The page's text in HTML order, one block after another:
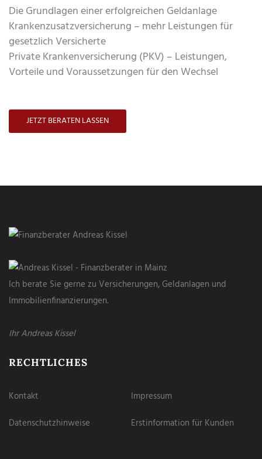
Die Grundlagen einer erfolgreichen Geldanlage
Krankenzusatzversicherung – mehr Leistungen für
gesetzlich Versicherte
Private Krankenversicherung (PKV) – Leistungen,
Vorteile und Voraussetzungen für den Wechsel
JETZT BERATEN LASSEN
Ich berate Sie gerne zu Versicherungen, Geldanlagen und
Immobilienfinanzierungen.
Ihr Andreas Kissel
RECHTLICHES
Kontakt
Impressum
Datenschutzhinweise
Erstinformation für Kunden